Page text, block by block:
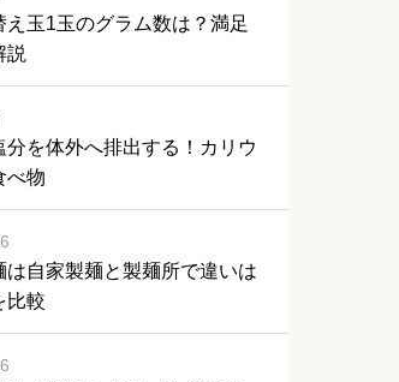
え玉1玉のグラム数は？満足
説
分を体外へ排出する！カリウ
べ物
は自家製麺と製麺所で違いは
比較